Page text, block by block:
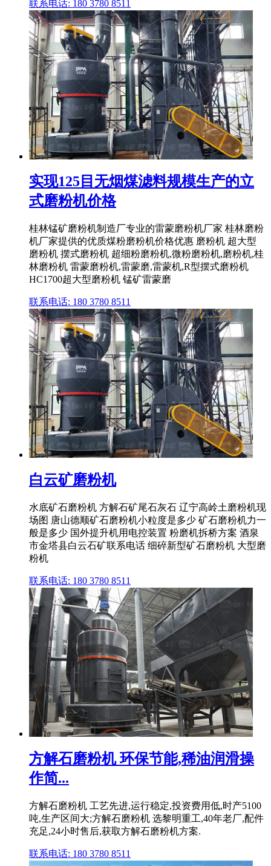
联系电话: 180 3780 8511
实现125目无烟煤滤料规模生产的立
式磨粉机价格
桂林锰矿磨粉机制造厂专业的雷蒙磨粉机厂家 桂林磨粉
机厂家提供的优质煤粉磨粉机价格优惠 磨粉机 超大型
磨粉机 摆式磨粉机 超细粉磨粉机,微粉磨粉机,磨粉机,桂
林磨粉机 雷蒙磨粉机,雷蒙磨,雷蒙机,R型摆式磨粉机
HC1700超大型磨粉机 锰矿雷蒙磨
联系电话: 180 3780 8511
白云矿磨粉机
水底矿石磨粉机 方解石矿尾石灰石 辽宁高岭土磨粉机现
场图 唐山德顺矿石磨粉机小粒度是多少 矿石磨粉机力一
般是多少 国外提升机用电控装置 粉磨机拆桥方案 酒泉
市金塔县白云石矿联系电话 细碎新型矿石磨粉机 大型磨
粉机
联系电话: 180 3780 8511
方解石磨粉机 环保节能,稀油润滑操
作简...
方解石磨粉机 工艺先进,运行稳定,投资费用低,时产5100
吨,生产区间大;方解石磨粉机 选黎明重工,40年老厂,配件
充足,24小时售后,获取方解石磨粉机方案.
联系电话: 180 3780 8511